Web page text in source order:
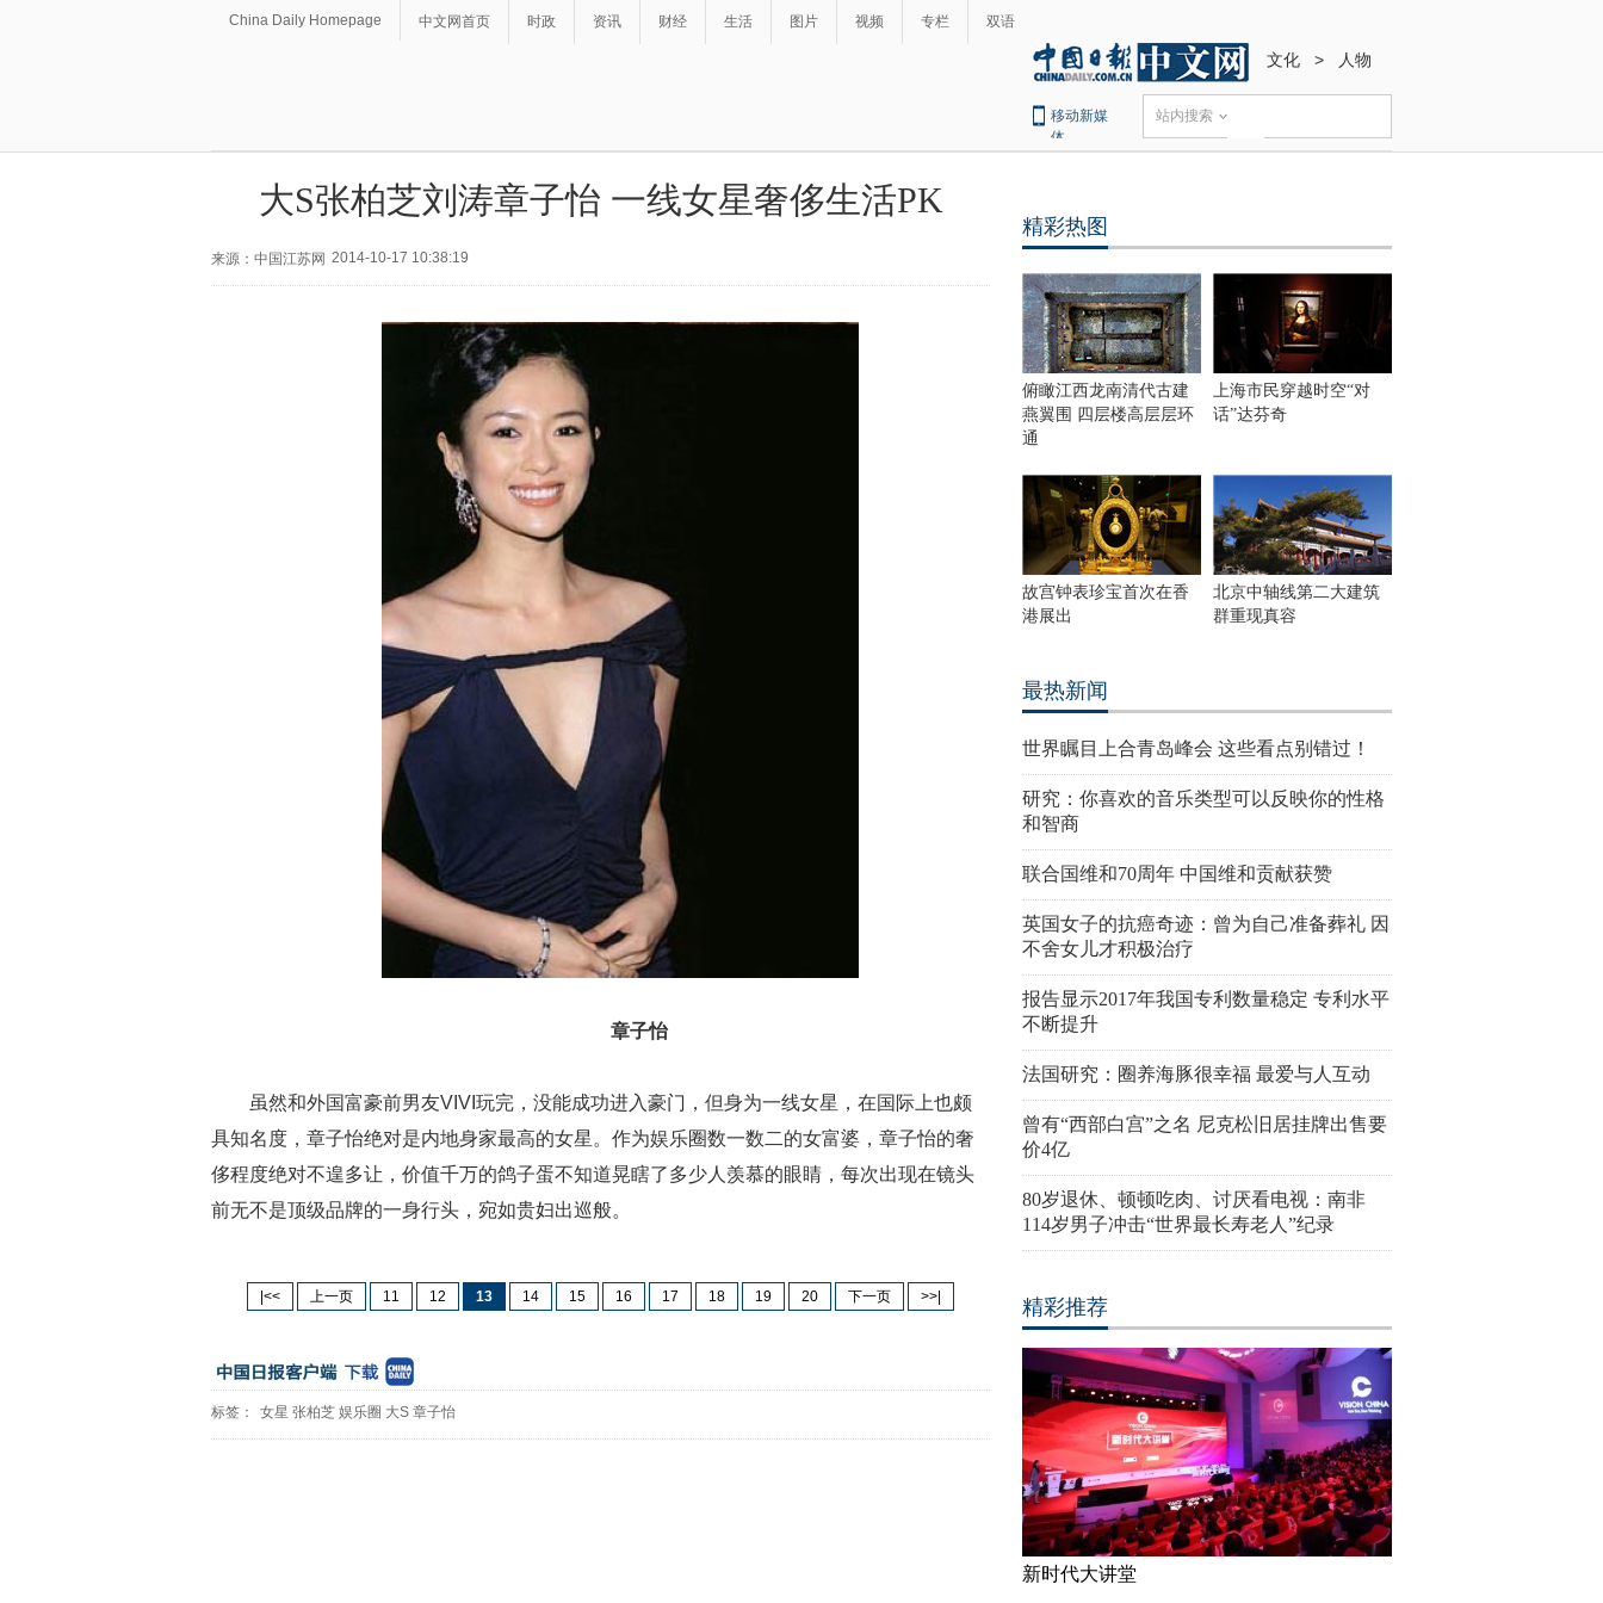
China Daily Homepage 中文网首页 时政 资讯 财经 生活 图片 视频 专栏 双语
文化 > 人物
移动新媒
体
站内搜索
大S张柏芝刘涛章子怡 一线女星奢侈生活PK
来源：中国江苏网 2014-10-17 10:38:19
章子怡
虽然和外国富豪前男友VIVI玩完，没能成功进入豪门，但身为一线女星，在国际上也颇
具知名度，章子怡绝对是内地身家最高的女星。作为娱乐圈数一数二的女富婆，章子怡的奢
侈程度绝对不遑多让，价值千万的鸽子蛋不知道晃瞎了多少人羡慕的眼睛，每次出现在镜头
前无不是顶级品牌的一身行头，宛如贵妇出巡般。
|<< 上一页 11 12 13 14 15 16 17 18 19 20 下一页 >>|
标签： 女星 张柏芝 娱乐圈 大S 章子怡
精彩热图
俯瞰江西龙南清代古建
燕翼围 四层楼高层层环
通
上海市民穿越时空“对
话”达芬奇
故宫钟表珍宝首次在香
港展出
北京中轴线第二大建筑
群重现真容
最热新闻
世界瞩目上合青岛峰会 这些看点别错过！
研究：你喜欢的音乐类型可以反映你的性格
和智商
联合国维和70周年 中国维和贡献获赞
英国女子的抗癌奇迹：曾为自己准备葬礼 因
不舍女儿才积极治疗
报告显示2017年我国专利数量稳定 专利水平
不断提升
法国研究：圈养海豚很幸福 最爱与人互动
曾有“西部白宫”之名 尼克松旧居挂牌出售要
价4亿
80岁退休、顿顿吃肉、讨厌看电视：南非
114岁男子冲击“世界最长寿老人”纪录
精彩推荐
新时代大讲堂